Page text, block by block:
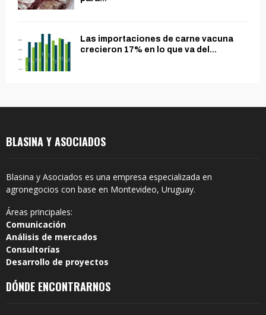
Las importaciones de carne vacuna
crecieron 17% en lo que va del...
BLASINA Y ASOCIADOS
Blasina y Asociados es una empresa especializada en
agronegocios con base en Montevideo, Uruguay.
Áreas principales:
Comunicación
Análisis de mercados
Consultorías
Desarrollo de proyectos
DÓNDE ENCONTRARNOS